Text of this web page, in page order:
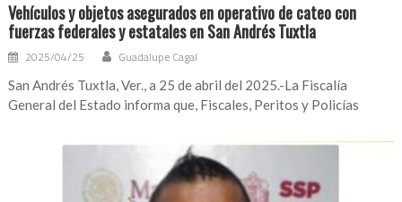
Vehículos y objetos asegurados en operativo de cateo con
fuerzas federales y estatales en San Andrés Tuxtla
2025/04/25 Guadalupe Cagal
San Andrés Tuxtla, Ver., a 25 de abril del 2025.-La Fiscalía
General del Estado informa que, Fiscales, Peritos y Policías